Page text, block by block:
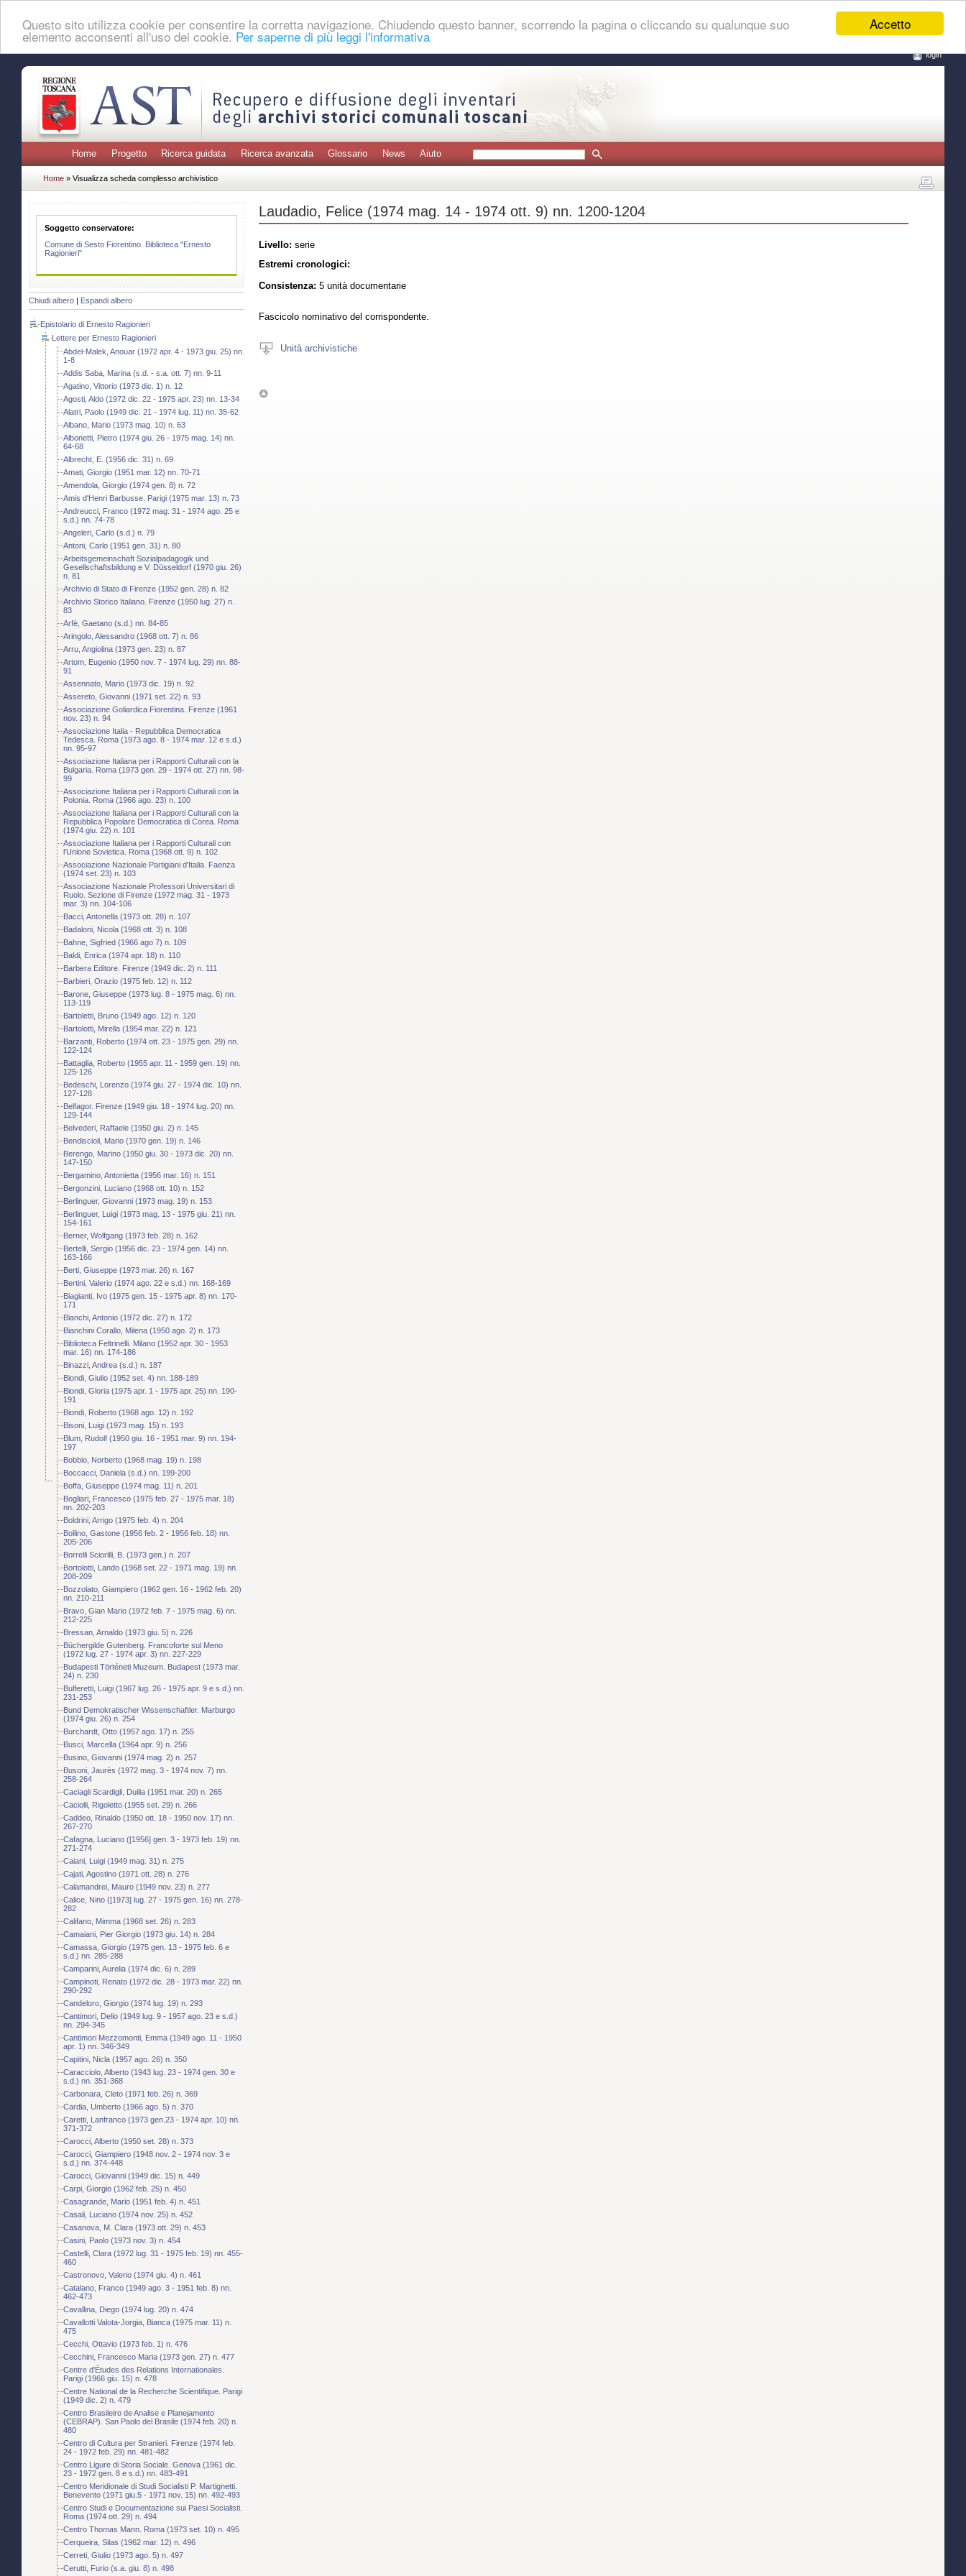
Accetto
Questo sito utilizza cookie per consentire la corretta navigazione. Chiudendo questo banner, scorrendo la pagina o cliccando su qualunque suo
elemento acconsenti all'uso dei cookie. Per saperne di più leggi l'informativa
login
Home Progetto Ricerca guidata Ricerca avanzata Glossario News Aiuto
Home » Visualizza scheda complesso archivistico
Soggetto conservatore:
Comune di Sesto Fiorentino. Biblioteca "Ernesto
Ragionieri"
Chiudi albero Espandi albero
Epistolario di Ernesto Ragionieri
Lettere per Ernesto Ragionieri
Abdel-Malek, Anouar (1972 apr. 4 - 1973 giu. 25) nn.
1-8
Addis Saba, Marina (s.d. - s.a. ott. 7) nn. 9-11
Agatino, Vittorio (1973 dic. 1) n. 12
Agosti, Aldo (1972 dic. 22 - 1975 apr. 23) nn. 13-34
Alatri, Paolo (1949 dic. 21 - 1974 lug. 11) nn. 35-62
Albano, Mario (1973 mag. 10) n. 63
Albonetti, Pietro (1974 giu. 26 - 1975 mag. 14) nn.
64-68
Albrecht, E. (1956 dic. 31) n. 69
Amati, Giorgio (1951 mar. 12) nn. 70-71
Amendola, Giorgio (1974 gen. 8) n. 72
Amis d'Henri Barbusse. Parigi (1975 mar. 13) n. 73
Andreucci, Franco (1972 mag. 31 - 1974 ago. 25 e
s.d.) nn. 74-78
Angeleri, Carlo (s.d.) n. 79
Antoni, Carlo (1951 gen. 31) n. 80
Arbeitsgemeinschaft Sozialpadagogik und
Gesellschaftsbildung e V. Düsseldorf (1970 giu. 26)
n. 81
Archivio di Stato di Firenze (1952 gen. 28) n. 82
Archivio Storico Italiano. Firenze (1950 lug. 27) n.
83
Arfè, Gaetano (s.d.) nn. 84-85
Aringolo, Alessandro (1968 ott. 7) n. 86
Arru, Angiolina (1973 gen. 23) n. 87
Artom, Eugenio (1950 nov. 7 - 1974 lug. 29) nn. 88-
91
Assennato, Mario (1973 dic. 19) n. 92
Assereto, Giovanni (1971 set. 22) n. 93
Associazione Goliardica Fiorentina. Firenze (1961
nov. 23) n. 94
Associazione Italia - Repubblica Democratica
Tedesca. Roma (1973 ago. 8 - 1974 mar. 12 e s.d.)
nn. 95-97
Associazione Italiana per i Rapporti Culturali con la
Bulgaria. Roma (1973 gen. 29 - 1974 ott. 27) nn. 98-
99
Associazione Italiana per i Rapporti Culturali con la
Polonia. Roma (1966 ago. 23) n. 100
Associazione Italiana per i Rapporti Culturali con la
Repubblica Popolare Democratica di Corea. Roma
(1974 giu. 22) n. 101
Associazione Italiana per i Rapporti Culturali con
l'Unione Sovietica. Roma (1968 ott. 9) n. 102
Associazione Nazionale Partigiani d'Italia. Faenza
(1974 set. 23) n. 103
Associazione Nazionale Professori Universitari di
Ruolo. Sezione di Firenze (1972 mag. 31 - 1973
mar. 3) nn. 104-106
Bacci, Antonella (1973 ott. 28) n. 107
Badaloni, Nicola (1968 ott. 3) n. 108
Bahne, Sigfried (1966 ago 7) n. 109
Baldi, Enrica (1974 apr. 18) n. 110
Barbera Editore. Firenze (1949 dic. 2) n. 111
Barbieri, Orazio (1975 feb. 12) n. 112
Barone, Giuseppe (1973 lug. 8 - 1975 mag. 6) nn.
113-119
Bartoletti, Bruno (1949 ago. 12) n. 120
Bartolotti, Mirella (1954 mar. 22) n. 121
Barzanti, Roberto (1974 ott. 23 - 1975 gen. 29) nn.
122-124
Battaglia, Roberto (1955 apr. 11 - 1959 gen. 19) nn.
125-126
Bedeschi, Lorenzo (1974 giu. 27 - 1974 dic. 10) nn.
127-128
Belfagor. Firenze (1949 giu. 18 - 1974 lug. 20) nn.
129-144
Belvederi, Raffaele (1950 giu. 2) n. 145
Bendiscioli, Mario (1970 gen. 19) n. 146
Berengo, Marino (1950 giu. 30 - 1973 dic. 20) nn.
147-150
Bergamino, Antonietta (1956 mar. 16) n. 151
Bergonzini, Luciano (1968 ott. 10) n. 152
Berlinguer, Giovanni (1973 mag. 19) n. 153
Berlinguer, Luigi (1973 mag. 13 - 1975 giu. 21) nn.
154-161
Berner, Wolfgang (1973 feb. 28) n. 162
Bertelli, Sergio (1956 dic. 23 - 1974 gen. 14) nn.
163-166
Berti, Giuseppe (1973 mar. 26) n. 167
Bertini, Valerio (1974 ago. 22 e s.d.) nn. 168-169
Biagianti, Ivo (1975 gen. 15 - 1975 apr. 8) nn. 170-
171
Bianchi, Antonio (1972 dic. 27) n. 172
Bianchini Corallo, Milena (1950 ago. 2) n. 173
Biblioteca Feltrinelli. Milano (1952 apr. 30 - 1953
mar. 16) nn. 174-186
Binazzi, Andrea (s.d.) n. 187
Biondi, Giulio (1952 set. 4) nn. 188-189
Biondi, Gloria (1975 apr. 1 - 1975 apr. 25) nn. 190-
191
Biondi, Roberto (1968 ago. 12) n. 192
Bisoni, Luigi (1973 mag. 15) n. 193
Blum, Rudolf (1950 giu. 16 - 1951 mar. 9) nn. 194-
197
Bobbio, Norberto (1968 mag. 19) n. 198
Boccacci, Daniela (s.d.) nn. 199-200
Boffa, Giuseppe (1974 mag. 11) n. 201
Bogliari, Francesco (1975 feb. 27 - 1975 mar. 18)
nn. 202-203
Boldrini, Arrigo (1975 feb. 4) n. 204
Bollino, Gastone (1956 feb. 2 - 1956 feb. 18) nn.
205-206
Borrelli Sciorilli, B. (1973 gen.) n. 207
Bortolotti, Lando (1968 set. 22 - 1971 mag. 19) nn.
208-209
Bozzolato, Giampiero (1962 gen. 16 - 1962 feb. 20)
nn. 210-211
Bravo, Gian Mario (1972 feb. 7 - 1975 mag. 6) nn.
212-225
Bressan, Arnaldo (1973 giu. 5) n. 226
Büchergilde Gutenberg. Francoforte sul Meno
(1972 lug. 27 - 1974 apr. 3) nn. 227-229
Budapesti Történeti Muzeum. Budapest (1973 mar.
24) n. 230
Bulferetti, Luigi (1967 lug. 26 - 1975 apr. 9 e s.d.) nn.
231-253
Bund Demokratischer Wissenschaftler. Marburgo
(1974 giu. 26) n. 254
Burchardt, Otto (1957 ago. 17) n. 255
Busci, Marcella (1964 apr. 9) n. 256
Busino, Giovanni (1974 mag. 2) n. 257
Busoni, Jaurès (1972 mag. 3 - 1974 nov. 7) nn.
258-264
Caciagli Scardigli, Duilia (1951 mar. 20) n. 265
Caciolli, Rigoletto (1955 set. 29) n. 266
Caddeo, Rinaldo (1950 ott. 18 - 1950 nov. 17) nn.
267-270
Cafagna, Luciano ([1956] gen. 3 - 1973 feb. 19) nn.
271-274
Caiani, Luigi (1949 mag. 31) n. 275
Cajati, Agostino (1971 ott. 28) n. 276
Calamandrei, Mauro (1949 nov. 23) n. 277
Calice, Nino ([1973] lug. 27 - 1975 gen. 16) nn. 278-
282
Califano, Mimma (1968 set. 26) n. 283
Camaiani, Pier Giorgio (1973 giu. 14) n. 284
Camassa, Giorgio (1975 gen. 13 - 1975 feb. 6 e
s.d.) nn. 285-288
Camparini, Aurelia (1974 dic. 6) n. 289
Campinoti, Renato (1972 dic. 28 - 1973 mar. 22) nn.
290-292
Candeloro, Giorgio (1974 lug. 19) n. 293
Cantimori, Delio (1949 lug. 9 - 1957 ago. 23 e s.d.)
nn. 294-345
Cantimori Mezzomonti, Emma (1949 ago. 11 - 1950
apr. 1) nn. 346-349
Capitini, Nicla (1957 ago. 26) n. 350
Caracciolo, Alberto (1943 lug. 23 - 1974 gen. 30 e
s.d.) nn. 351-368
Carbonara, Cleto (1971 feb. 26) n. 369
Cardia, Umberto (1966 ago. 5) n. 370
Caretti, Lanfranco (1973 gen.23 - 1974 apr. 10) nn.
371-372
Carocci, Alberto (1950 set. 28) n. 373
Carocci, Giampiero (1948 nov. 2 - 1974 nov. 3 e
s.d.) nn. 374-448
Carocci, Giovanni (1949 dic. 15) n. 449
Carpi, Giorgio (1962 feb. 25) n. 450
Casagrande, Mario (1951 feb. 4) n. 451
Casali, Luciano (1974 nov. 25) n. 452
Casanova, M. Clara (1973 ott. 29) n. 453
Casini, Paolo (1973 nov. 3) n. 454
Castelli, Clara (1972 lug. 31 - 1975 feb. 19) nn. 455-
460
Castronovo, Valerio (1974 giu. 4) n. 461
Catalano, Franco (1949 ago. 3 - 1951 feb. 8) nn.
462-473
Cavallina, Diego (1974 lug. 20) n. 474
Cavallotti Valota-Jorgia, Bianca (1975 mar. 11) n.
475
Cecchi, Ottavio (1973 feb. 1) n. 476
Cecchini, Francesco Maria (1973 gen. 27) n. 477
Centre d'Études des Relations Internationales.
Parigi (1966 giu. 15) n. 478
Centre National de la Recherche Scientifique. Parigi
(1949 dic. 2) n. 479
Centro Brasileiro de Analise e Planejamento
(CEBRAP). San Paolo del Brasile (1974 feb. 20) n.
480
Centro di Cultura per Stranieri. Firenze (1974 feb.
24 - 1972 feb. 29) nn. 481-482
Centro Ligure di Storia Sociale. Genova (1961 dic.
23 - 1972 gen. 8 e s.d.) nn. 483-491
Centro Meridionale di Studi Socialisti P. Martignetti.
Benevento (1971 giu.5 - 1971 nov. 15) nn. 492-493
Centro Studi e Documentazione sui Paesi Socialisti.
Roma (1974 ott. 29) n. 494
Centro Thomas Mann. Roma (1973 set. 10) n. 495
Cerqueira, Silas (1962 mar. 12) n. 496
Cerreti, Giulio (1973 ago. 5) n. 497
Cerutti, Furio (s.a. giu. 8) n. 498
Laudadio, Felice (1974 mag. 14 - 1974 ott. 9) nn. 1200-1204
Livello: serie
Estremi cronologici:
Consistenza: 5 unità documentarie
Fascicolo nominativo del corrispondente.
Unità archivistiche